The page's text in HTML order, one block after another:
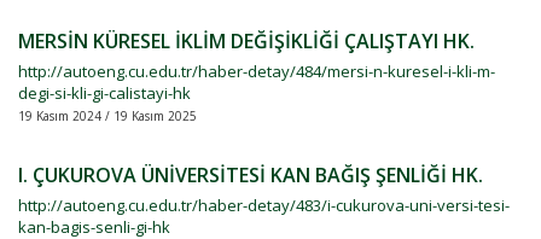
MERSİN KÜRESEL İKLİM DEĞİŞİKLİĞİ ÇALIŞTAYI HK.
http://autoeng.cu.edu.tr/haber-detay/484/mersi-n-kuresel-i-kli-m-
degi-si-kli-gi-calistayi-hk
19 Kasım 2024 / 19 Kasım 2025
I. ÇUKUROVA ÜNİVERSİTESİ KAN BAĞIŞ ŞENLİĞİ HK.
http://autoeng.cu.edu.tr/haber-detay/483/i-cukurova-uni-versi-tesi-
kan-bagis-senli-gi-hk